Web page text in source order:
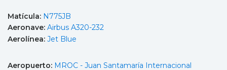
Matícula: N775JB
Aeronave: Airbus A320-232
Aerolínea: Jet Blue
Aeropuerto: MROC - Juan Santamaría Internacional